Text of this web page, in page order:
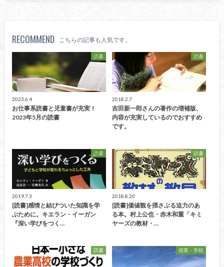
RECOMMEND こちらの記事も人気です。
読書
2023.6.4
お仕事系読書と児童書が充実！
2023年5月の読書
読書
2018.2.7
吉田新一郎さんの著作の増補版、
内容が充実しているのでおすすめ
です。
読書
2019.7.3
[読書]感情と結びついた知識を学
ぶために。キエラン・イーガン
『深い学びをつく…
読書
2018.8.20
[読書]価値観を揺さぶる迫力のあ
る本。村上公也・赤木和重「キミ
ヤーズの教材・…
読書 授業・学校